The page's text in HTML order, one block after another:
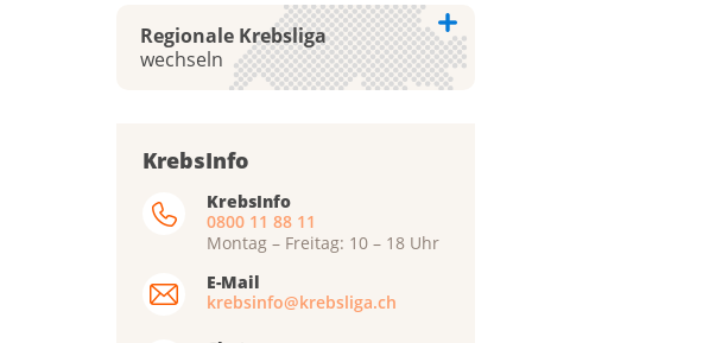
Regionale Krebsliga
wechseln
Krebsliga Aargau
Krebsliga Bern
Ligue genevoise contre le cancer
KrebsInfo
KrebsInfo
0800 11 88 11
Montag – Freitag: 10 – 18 Uhr
E-Mail
krebsinfo@krebsliga.ch